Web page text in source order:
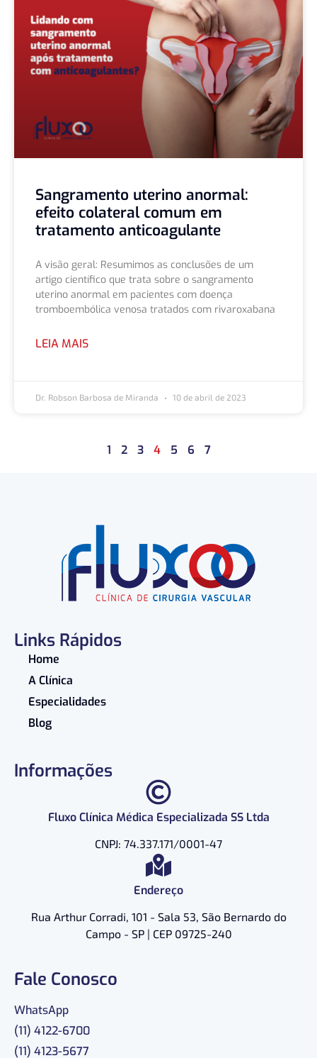
Sangramento uterino anormal:
efeito colateral comum em
tratamento anticoagulante
A visão geral: Resumimos as conclusões de um
artigo científico que trata sobre o sangramento
uterino anormal em pacientes com doença
tromboembólica venosa tratados com rivaroxabana
LEIA MAIS
Dr. Robson Barbosa de Miranda 10 de abril de 2023
1 2 3 4 5 6 7
Links Rápidos
Home
A Clínica
Especialidades
Blog
Informações
Fluxo Clínica Médica Especializada SS Ltda
CNPJ: 74.337.171/0001-47
Endereço
Rua Arthur Corradi, 101 - Sala 53, São Bernardo do
Campo - SP | CEP 09725-240
Fale Conosco
WhatsApp
(11) 4122-6700
(11) 4123-5677